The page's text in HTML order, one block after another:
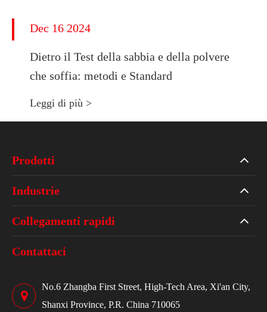
Dec 16 2024
Dietro il Test della sabbia e della polvere
che soffia: metodi e Standard
Leggi di più >
Prodotti
Industrie
Collegamenti rapidi
Contattaci
No.6 Zhangba First Street, High-Tech Area, Xi'an City,
Shanxi Province, P.R. China 710065